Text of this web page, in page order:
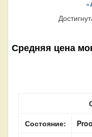
«
Средняя цена
Состояние: